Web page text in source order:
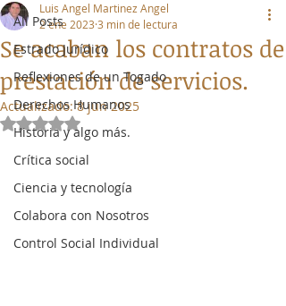
All Posts
Estrado Jurídico
Reflexiones de un Togado
Derechos Humanos
Historia y algo más.
Crítica social
Ciencia y tecnología
Colabora con Nosotros
Control Social Individual
Se acaban los contratos de
prestación de servicios.
Luis Angel Martinez Angel
2 ene 2023 3 min de lectura
Actualizado:8 jun 2025
Obtuvo NaN de 5 estrellas.